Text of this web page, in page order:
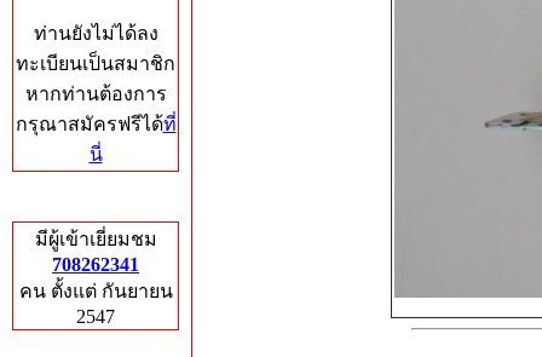
ท่านยังไม่ได้ลง
ทะเบียนเป็นสมาชิก
หากท่านต้องการ
กรุณาสมัครฟรีได้ที่
นี่
มีผู้เข้าเยี่ยมชม
708262341
คน ตั้งแต่ กันยายน
2547